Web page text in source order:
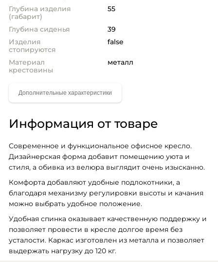
Глубина изделия
(габарит)
55
Глубина сиденья
39
Изделия
стопируются
false
Материал
крестовины
металл
Информация от товаре
Современное и функциональное офисное кресло.
Дизайнерская форма добавит помещению уюта и
стиля, а обивка из велюра выглядит очень изысканно.
Комфорта добавляют удобные подлокотники, а
благодаря механизму регулировки высоты и качания
можно выбрать удобное положение.
Удобная спинка оказывает качественную поддержку и
позволяет провести в кресле долгое время без
усталости. Каркас изготовлен из металла и позволяет
выдержать нагрузку до 120 кг.